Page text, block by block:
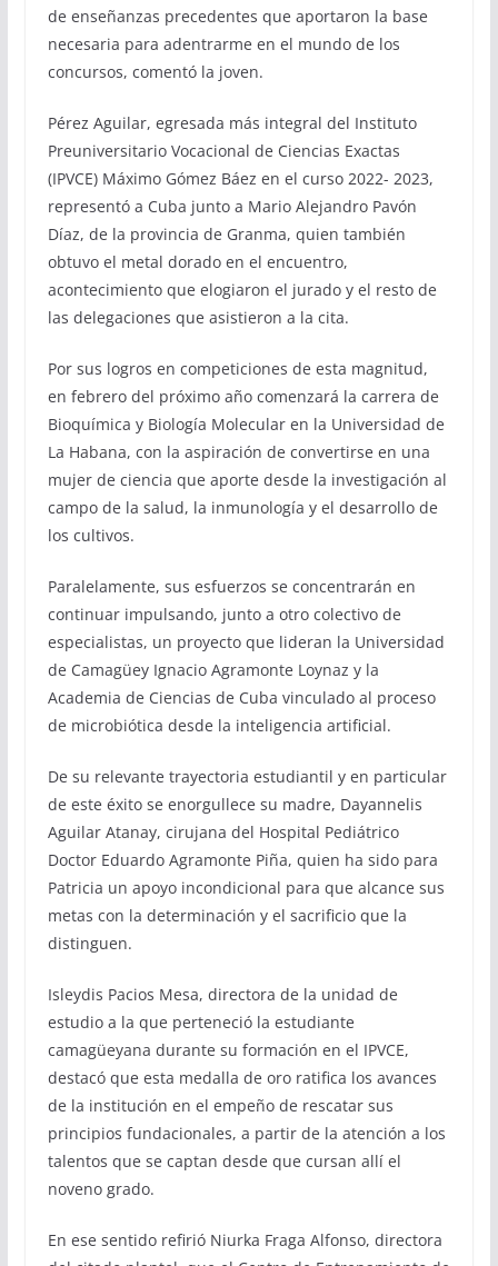
de enseñanzas precedentes que aportaron la base
necesaria para adentrarme en el mundo de los
concursos, comentó la joven.
Pérez Aguilar, egresada más integral del Instituto
Preuniversitario Vocacional de Ciencias Exactas
(IPVCE) Máximo Gómez Báez en el curso 2022- 2023,
representó a Cuba junto a Mario Alejandro Pavón
Díaz, de la provincia de Granma, quien también
obtuvo el metal dorado en el encuentro,
acontecimiento que elogiaron el jurado y el resto de
las delegaciones que asistieron a la cita.
Por sus logros en competiciones de esta magnitud,
en febrero del próximo año comenzará la carrera de
Bioquímica y Biología Molecular en la Universidad de
La Habana, con la aspiración de convertirse en una
mujer de ciencia que aporte desde la investigación al
campo de la salud, la inmunología y el desarrollo de
los cultivos.
Paralelamente, sus esfuerzos se concentrarán en
continuar impulsando, junto a otro colectivo de
especialistas, un proyecto que lideran la Universidad
de Camagüey Ignacio Agramonte Loynaz y la
Academia de Ciencias de Cuba vinculado al proceso
de microbiótica desde la inteligencia artificial.
De su relevante trayectoria estudiantil y en particular
de este éxito se enorgullece su madre, Dayannelis
Aguilar Atanay, cirujana del Hospital Pediátrico
Doctor Eduardo Agramonte Piña, quien ha sido para
Patricia un apoyo incondicional para que alcance sus
metas con la determinación y el sacrificio que la
distinguen.
Isleydis Pacios Mesa, directora de la unidad de
estudio a la que perteneció la estudiante
camagüeyana durante su formación en el IPVCE,
destacó que esta medalla de oro ratifica los avances
de la institución en el empeño de rescatar sus
principios fundacionales, a partir de la atención a los
talentos que se captan desde que cursan allí el
noveno grado.
En ese sentido refirió Niurka Fraga Alfonso, directora